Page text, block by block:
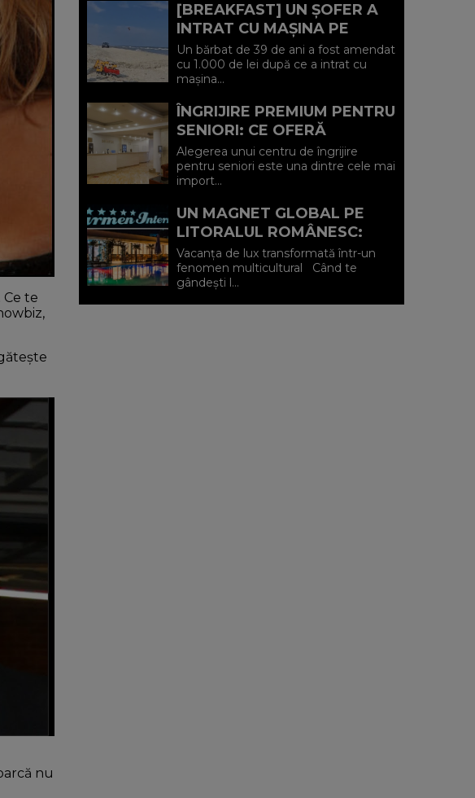
te
nu
[BREAKFAST] UN ȘOFER A
INTRAT CU MAȘINA PE
PLAJA DIN VADU ȘI A FOST
AMENDAT.
Un bărbat de 39 de ani a fost amendat
cu 1.000 de lei după ce a intrat cu
mașina...
ÎNGRIJIRE PREMIUM PENTRU
SENIORI: CE OFERĂ
CENTRUL AFFINITY LIFE
CARE (P)
Alegerea unui centru de îngrijire
pentru seniori este una dintre cele mai
import...
UN MAGNET GLOBAL PE
LITORALUL ROMÂNESC:
HOTEL CARMEN
INTERNATIONAL 5★ DIN
VENUS (P)
Vacanța de lux transformată într-un
fenomen multicultural Când te
gândești l...